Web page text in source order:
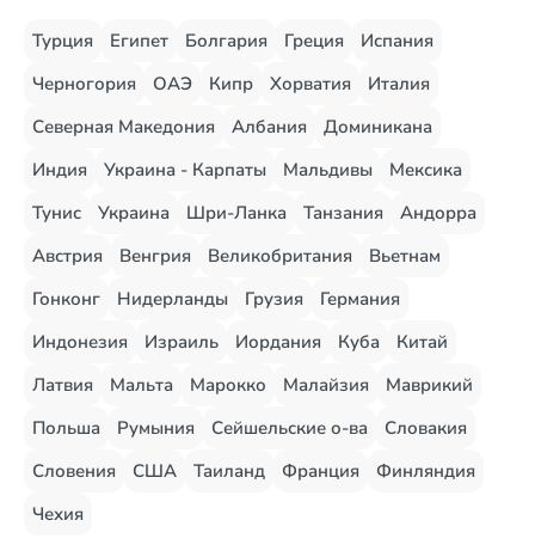
Турция Египет Болгария Греция
Испания
Черногория
ОАЭ Кипр Хорватия
Италия
Северная Македония
Албания
Доминикана
Индия
Украина - Карпаты Мальдивы
Мексика
Тунис
Украина Шри-Ланка Танзания
Андорра
Австрия
Венгрия Великобритания
Вьетнам
Гонконг
Нидерланды Грузия
Германия
Индонезия
Израиль Иордания Куба
Китай
Латвия
Мальта Марокко Малайзия
Маврикий
Польша
Румыния Сейшельские о-ва
Словакия
Словения
США Таиланд Франция
Финляндия
Чехия